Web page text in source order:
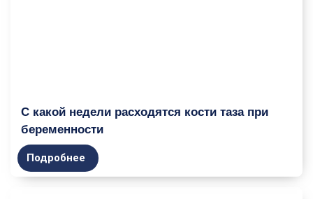
С какой недели расходятся кости таза при
беременности
Подробнее